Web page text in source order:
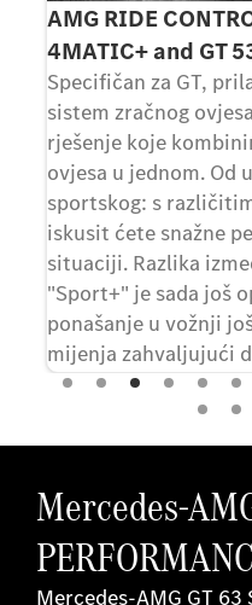
AMG RIDE
4MATIC+ and GT
Specifičan za GT,
sistem zračnog
rješenje koje
ovjesa u jednom. Od
sportskog: s
iskusit ćete snažne
situaciji. Razlika
"Sport+" je sada još
ponašanje u vožnji
mijenja zahvaljujući
kompenzacijskim
Mercedes-
Mercedes-AMG GT 63